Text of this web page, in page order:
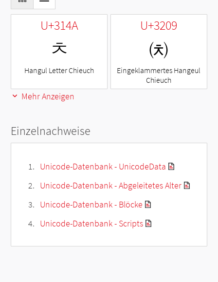
U+314A
ㅊ
Hangul Letter Chieuch
U+3209
㈉
Eingeklammertes Hangeul
Chieuch
Mehr Anzeigen
Einzelnachweise
Unicode-Datenbank - UnicodeData
Unicode-Datenbank - Abgeleitetes Alter
Unicode-Datenbank - Blöcke
Unicode-Datenbank - Scripts